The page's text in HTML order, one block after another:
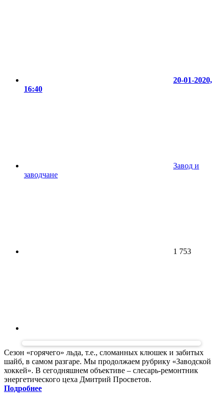
20-01-2020,
16:40
Завод и
заводчане
1 753
Сезон «горячего» льда, т.е., сломанных клюшек и забитых
шайб, в самом разгаре. Мы продолжаем рубрику «Заводской
хоккей». В сегодняшнем объективе – слесарь-ремонтник
энергетического цеха Дмитрий Просветов.
Подробнее